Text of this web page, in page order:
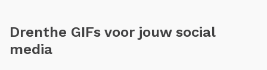
Drenthe GIFs voor jouw social
media